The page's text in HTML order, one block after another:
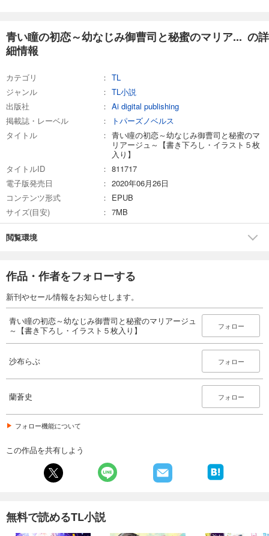
青い瞳の初恋～幼なじみ御曹司と秘蜜のマリア... の詳
細情報
カテゴリ
TL
ジャンル
TL小説
出版社
Ai digital publishing
掲載誌・レーベル
トパーズノベルス
タイトル
青い瞳の初恋～幼なじみ御曹司と秘蜜のマ
リアージュ～【書き下ろし・イラスト５枚
入り】
タイトルID
811717
電子版発売日
2020年06月26日
コンテンツ形式
EPUB
サイズ(目安)
7MB
閲覧環境
作品・作者をフォローする
新刊やセール情報をお知らせします。
青い瞳の初恋～幼なじみ御曹司と秘蜜のマリアージュ
～【書き下ろし・イラスト５枚入り】
フォロー
沙布らぶ フォロー
蘭蒼史 フォロー
フォロー機能について
この作品を共有しよう
無料で読めるTL小説